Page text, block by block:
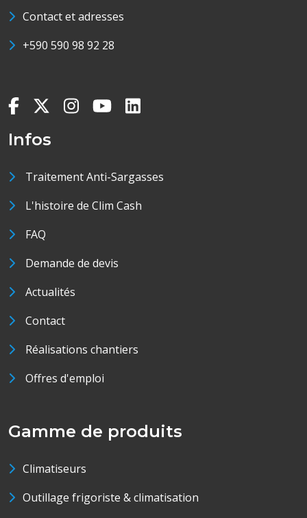
Contact et adresses
+590 590 98 92 28
Infos
Traitement Anti-Sargasses
L'histoire de Clim Cash
FAQ
Demande de devis
Actualités
Contact
Réalisations chantiers
Offres d'emploi
Gamme de produits
Climatiseurs
Outillage frigoriste & climatisation